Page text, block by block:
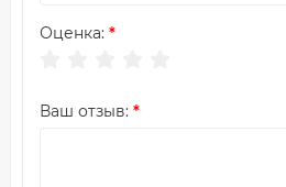
Оценка:
Ваш отзыв: